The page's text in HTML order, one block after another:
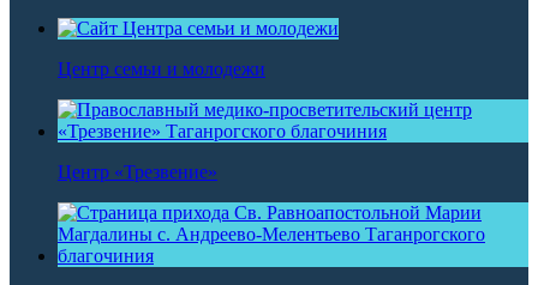
Центр семьи и молодежи
Центр «Трезвение»